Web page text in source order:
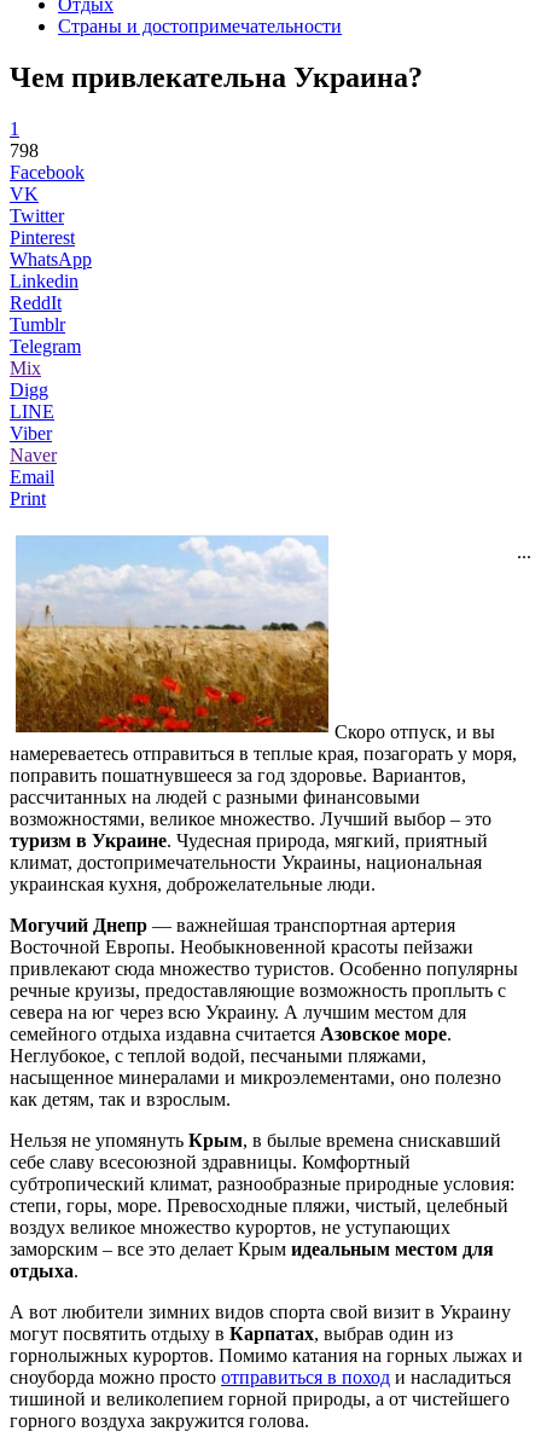
Отдых
Страны и достопримечательности
Чем привлекательна Украина?
1
798
Facebook
VK
Twitter
Pinterest
WhatsApp
Linkedin
ReddIt
Tumblr
Telegram
Mix
Digg
LINE
Viber
Naver
Email
Print
...
Скоро отпуск, и вы
намереваетесь отправиться в теплые края, позагорать у моря,
поправить пошатнувшееся за год здоровье. Вариантов,
рассчитанных на людей с разными финансовыми
возможностями, великое множество. Лучший выбор – это
туризм в Украине. Чудесная природа, мягкий, приятный
климат, достопримечательности Украины, национальная
украинская кухня, доброжелательные люди.
Могучий Днепр — важнейшая транспортная артерия
Восточной Европы. Необыкновенной красоты пейзажи
привлекают сюда множество туристов. Особенно популярны
речные круизы, предоставляющие возможность проплыть с
севера на юг через всю Украину. А лучшим местом для
семейного отдыха издавна считается Азовское море.
Неглубокое, с теплой водой, песчаными пляжами,
насыщенное минералами и микроэлементами, оно полезно
как детям, так и взрослым.
Нельзя не упомянуть Крым, в былые времена снискавший
себе славу всесоюзной здравницы. Комфортный
субтропический климат, разнообразные природные условия:
степи, горы, море. Превосходные пляжи, чистый, целебный
воздух великое множество курортов, не уступающих
заморским – все это делает Крым идеальным местом для
отдыха.
А вот любители зимних видов спорта свой визит в Украину
могут посвятить отдыху в Карпатах, выбрав один из
горнолыжных курортов. Помимо катания на горных лыжах и
сноуборда можно просто отправиться в поход и насладиться
тишиной и великолепием горной природы, а от чистейшего
горного воздуха закружится голова.